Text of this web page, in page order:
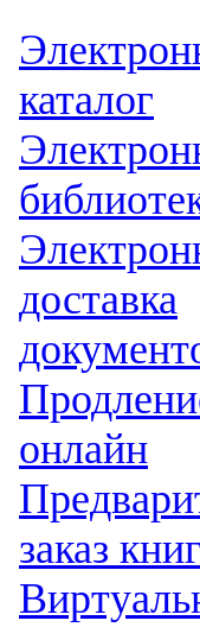
каталог
доставка
онлайн
заказ